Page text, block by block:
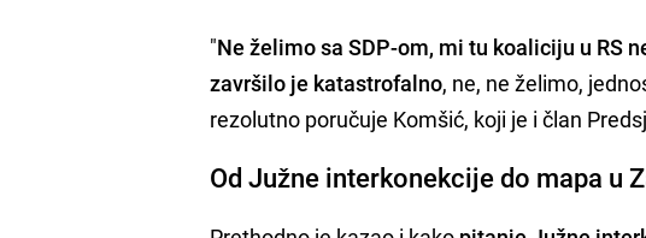
"Ne želimo sa SDP-om, mi tu koaliciju u RS
završilo je katastrofalno, ne, ne želimo,
rezolutno poručuje Komšić, koji je i član
Od Južne interkonekcije do mapa u